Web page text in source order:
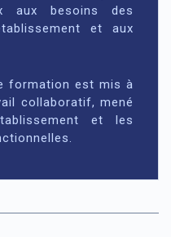
aux besoins des
et aux
formation est mis à
collaboratif, mené
et les